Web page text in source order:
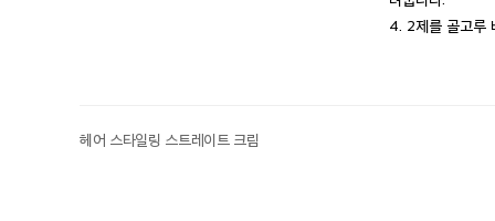
4. 2제를 골고루
헤어 스타일링 스트레이트 크림